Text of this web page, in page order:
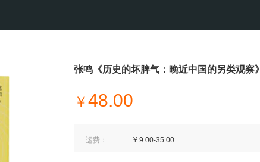
张鸣《历史的坏脾气：晚近中国的另类观察》
￥48.00
运费： ¥ 9.00-35.00